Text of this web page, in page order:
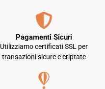
Pagamenti Sicuri
Utilizziamo certificati SSL per
transazioni sicure e criptate